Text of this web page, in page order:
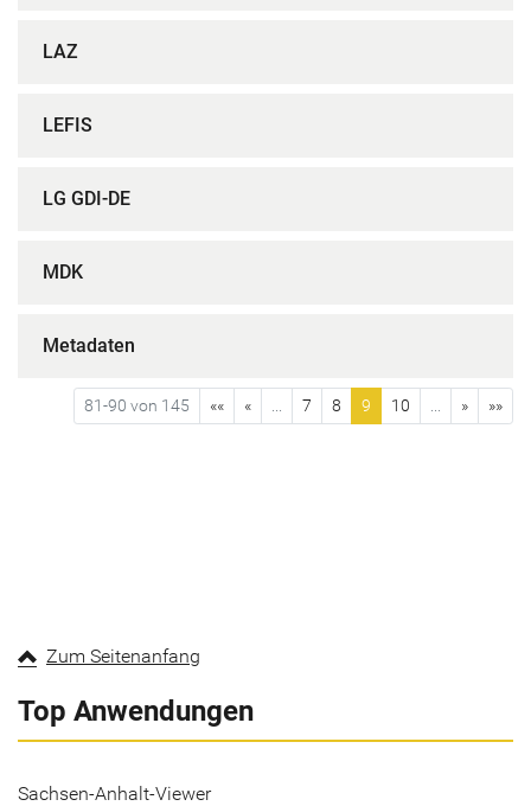
LAZ
LEFIS
LG GDI-DE
MDK
Metadaten
81-90 von 145 «« « 7 8 9 10 » »»
Zum Seitenanfang
Top Anwendungen
Sachsen-Anhalt-Viewer